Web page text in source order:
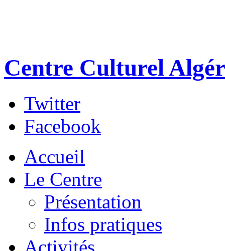
Centre Culturel
Twitter
Facebook
Accueil
Le Centre
Présentation
Infos pratiques
Activités